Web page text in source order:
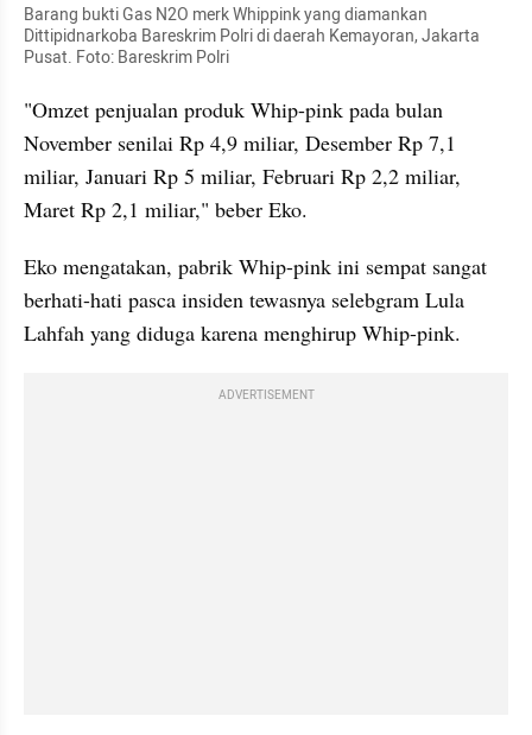
Barang bukti Gas N2O merk Whippink yang diamankan
Dittipidnarkoba Bareskrim Polri di daerah Kemayoran, Jakarta
Pusat. Foto: Bareskrim Polri
"Omzet penjualan produk Whip-pink pada bulan
November senilai Rp 4,9 miliar, Desember Rp 7,1
miliar, Januari Rp 5 miliar, Februari Rp 2,2 miliar,
Maret Rp 2,1 miliar," beber Eko.
Eko mengatakan, pabrik Whip-pink ini sempat sangat
berhati-hati pasca insiden tewasnya selebgram Lula
Lahfah yang diduga karena menghirup Whip-pink.
ADVERTISEMENT